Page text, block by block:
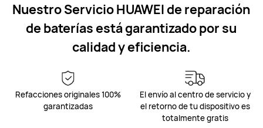
Nuestro Servicio HUAWEI de reparación
de baterías está garantizado por su
calidad y eficiencia.
Refacciones originales 100%
garantizadas
El envío al centro de servicio y
el retorno de tu dispositivo es
totalmente gratis